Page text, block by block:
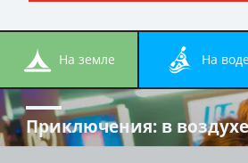
на земле на
Приключения: в воздухе